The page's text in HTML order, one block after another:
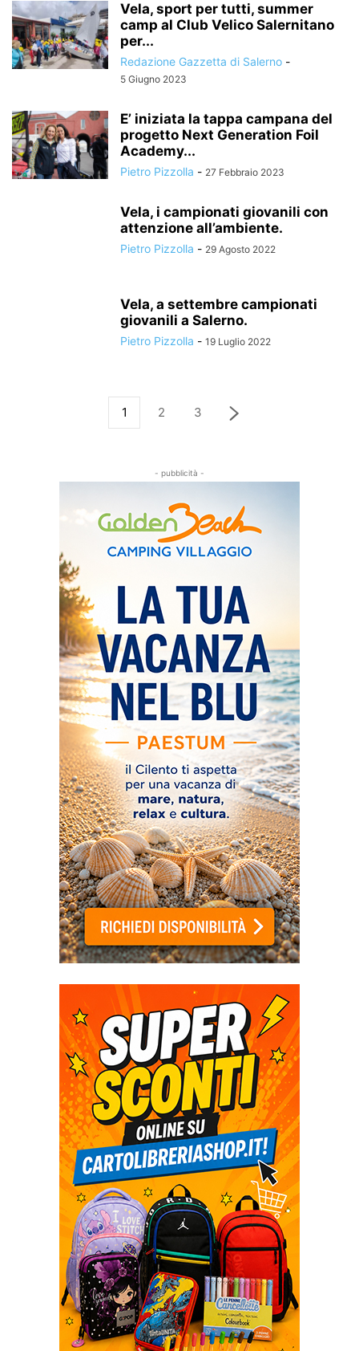
Vela, sport per tutti, summer
camp al Club Velico Salernitano
per...
Redazione Gazzetta di Salerno -
5 Giugno 2023
E’ iniziata la tappa campana del
progetto Next Generation Foil
Academy...
Pietro Pizzolla - 27 Febbraio 2023
Vela, i campionati giovanili con
attenzione all’ambiente.
Pietro Pizzolla - 29 Agosto 2022
Vela, a settembre campionati
giovanili a Salerno.
Pietro Pizzolla - 19 Luglio 2022
1 2 3
- pubblicità -